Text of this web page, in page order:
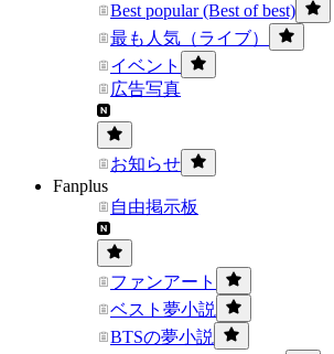
Best popular (Best of best)
最も人気（ライブ）
イベント
広告写真
お知らせ
Fanplus
自由掲示板
ファンアート
ベスト夢小説
BTSの夢小説